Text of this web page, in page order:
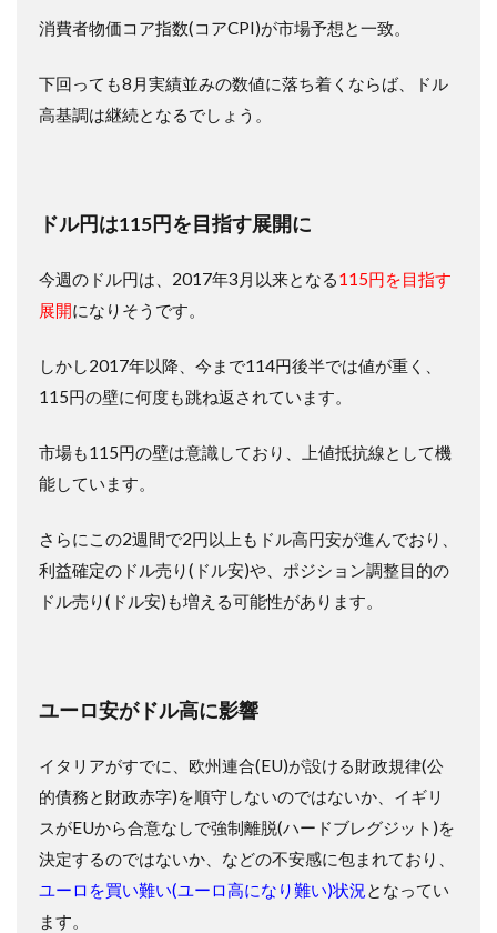
消費者物価コア指数(コアCPI)が市場予想と一致。
下回っても8月実績並みの数値に落ち着くならば、ドル
高基調は継続となるでしょう。
ドル円は115円を目指す展開に
今週のドル円は、2017年3月以来となる115円を目指す
展開になりそうです。
しかし2017年以降、今まで114円後半では値が重く、
115円の壁に何度も跳ね返されています。
市場も115円の壁は意識しており、上値抵抗線として機
能しています。
さらにこの2週間で2円以上もドル高円安が進んでおり、
利益確定のドル売り(ドル安)や、ポジション調整目的の
ドル売り(ドル安)も増える可能性があります。
ユーロ安がドル高に影響
イタリアがすでに、欧州連合(EU)が設ける財政規律(公
的債務と財政赤字)を順守しないのではないか、イギリ
スがEUから合意なしで強制離脱(ハードブレグジット)を
決定するのではないか、などの不安感に包まれており、
ユーロを買い難い(ユーロ高になり難い)状況 となってい
ます。